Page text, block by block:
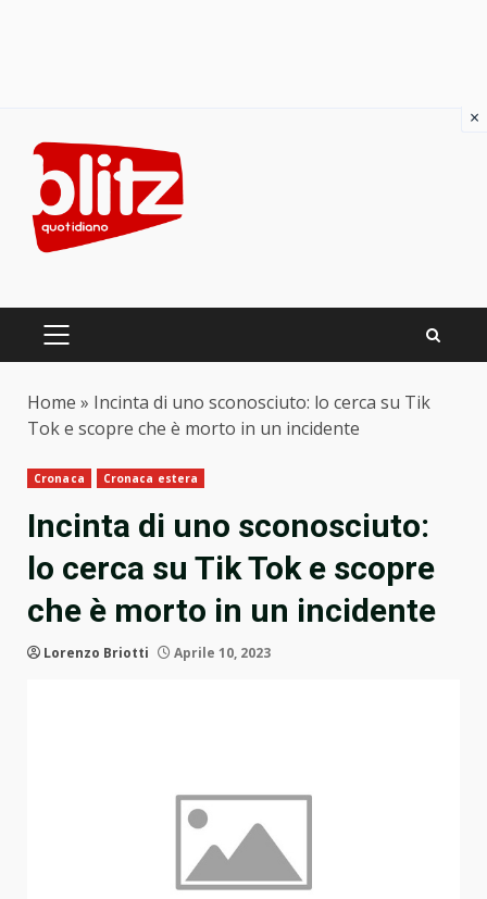
content
PRIMARY
Home » Incinta di uno sconosciuto: lo cerca su Tik
Tok e scopre che è morto in un incidente
Cronaca Cronaca estera
Incinta di uno sconosciuto:
lo cerca su Tik Tok e scopre
che è morto in un incidente
Lorenzo Briotti Aprile 10, 2023
×